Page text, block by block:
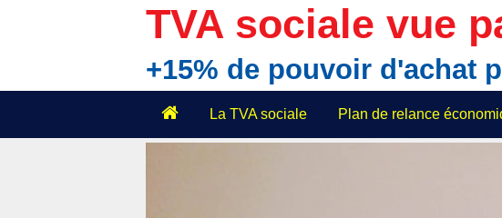
TVA sociale vue
+15% de pouvoir d'achat
La TVA sociale Plan de relance